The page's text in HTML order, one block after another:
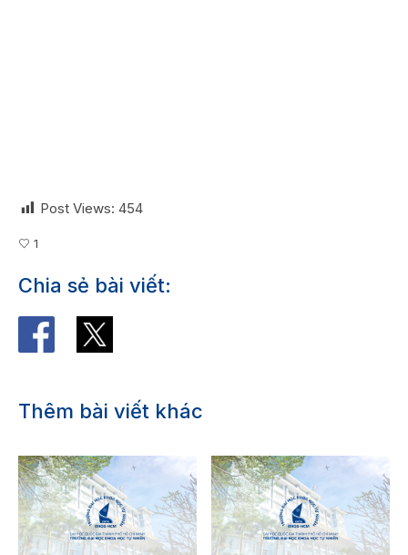
Post Views: 454
1
Chia sẻ bài viết:
Thêm bài viết khác